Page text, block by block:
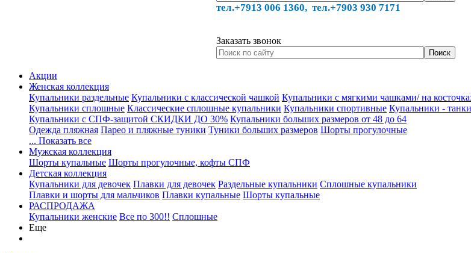
тел.+7913 006 1360, тел.+7903 930 7171
Заказать звонок
Акции
Женская коллекция
Купальники раздельные Купальники с классической чашкой Купальники с мягкими чашками/ на
Купальники сплошные Классические сплошные купальники Купальники спортивные Купальники -
Купальники с СПФ-защитой СКИДКИ ДО 30% Купальники больших размеров от 48 до 64
Одежда пляжная Парео и пляжные туники Туники больших размеров Шорты прогулочные
... Показать все
Мужская коллекция
Шорты купальные Шорты прогулочные, кофты СПФ
Детская коллекция
Купальники для девочек Плавки для девочек Раздельные купальники Сплошные купальники
Плавки и шорты для мальчиков Плавки купальные Шорты купальные
РАСПРОДАЖА
Купальники женские Все по 300!! Сплошные
Еще